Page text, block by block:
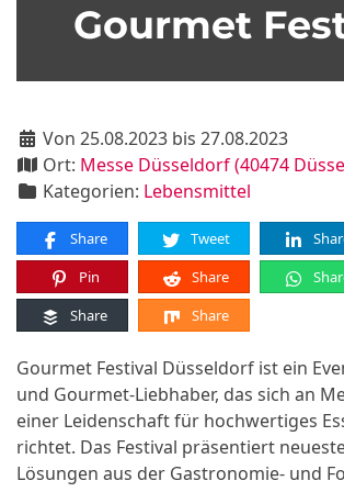
Gourmet
Von 25.08.2023 bis 27.08.2023
Ort: Messe Düsseldorf (40474
Kategorien: Lebensmittel
Share Tweet
Pin
Share
Share
Share
Gourmet Festival Düsseldorf ist ein
und Gourmet-Liebhaber, das sich an
einer Leidenschaft für hochwertiges
richtet. Das Festival präsentiert
Lösungen aus der Gastronomie- und